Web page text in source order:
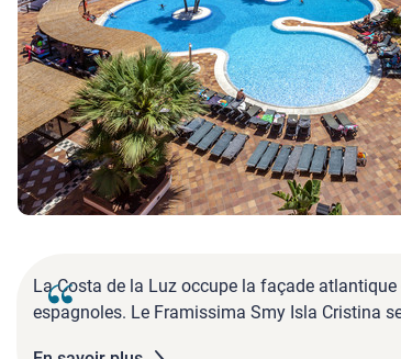
La Costa de la Luz occupe la façade
espagnoles. Le Framissima Smy Isla Cristina